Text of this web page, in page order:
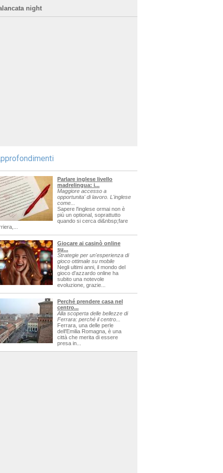
night
Parlare inglese livello
madrelingua: i...
Maggiore accesso a
opportunita' di lavoro. L'inglese
come...
Sapere l'inglese ormai non è
più un optional, soprattutto
quando si cerca di&nbsp;fare
Giocare ai casinò online
su...
Strategie per un'esperienza di
gioco ottimale su mobile
Negli ultimi anni, il mondo del
gioco d'azzardo online ha
subito una notevole
evoluzione, grazie...
Perché prendere casa nel
centro...
Alla scoperta delle bellezze di
Ferrara: perché il centro...
Ferrara, una delle perle
dell'Emilia Romagna, è una
città che merita di essere
presa in...